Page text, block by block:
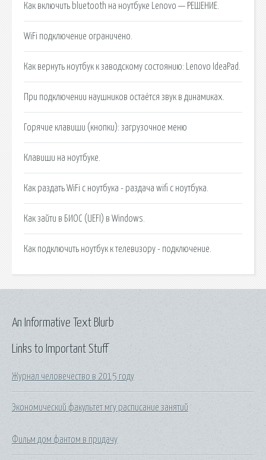
Как включить bluetooth на ноутбуке Lenovo — РЕШЕНИЕ.
WiFi подключение ограничено.
Как вернуть ноутбук к заводскому состоянию: Lenovo IdeaPad.
При подключении наушников остаётся звук в динамиках.
Горячие клавиши (кнопки): загрузочное меню
Клавиши на ноутбуке.
Как раздать WiFi с ноутбука - раздача wifi с ноутбука.
Как зайти в БИОС (UEFI) в Windows.
Как подключить ноутбук к телевизору - подключение.
Links to Important Stuff
Журнал человечество в 2015 году
Экономический факультет мгу расписание занятий
Фильм дом фантом в придачу
An Informative Text Blurb